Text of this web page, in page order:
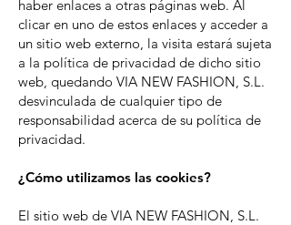
haber enlaces a otras páginas web. Al
clicar en uno de estos enlaces y acceder a
un sitio web externo, la visita estará sujeta
a la política de privacidad de dicho sitio
web, quedando VIA NEW FASHION, S.L.
desvinculada de cualquier tipo de
responsabilidad acerca de su política de
privacidad.
¿Cómo utilizamos las cookies?
El sitio web de VIA NEW FASHION, S.L.